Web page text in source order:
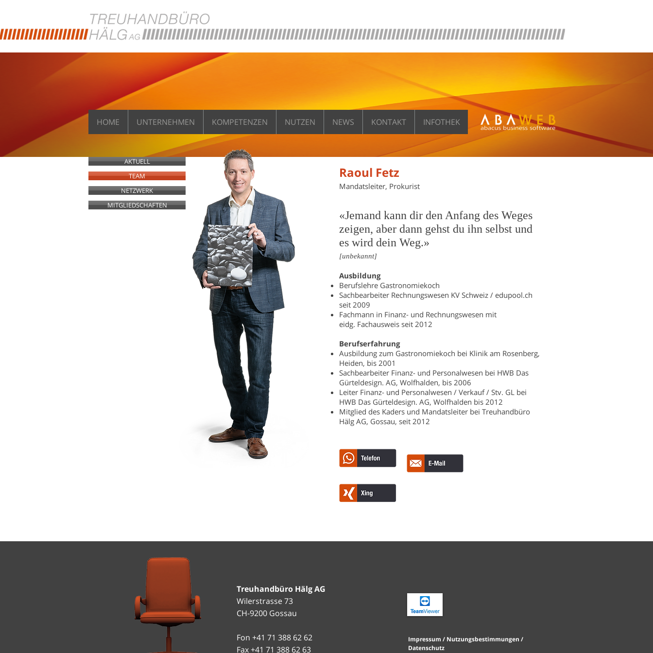
AKTUELL
TEAM
NETZWERK
MITGLIEDSCHAFTEN
«Jemand kann dir den Anfang des Weges
zeigen, aber dann gehst du ihn selbst und
es wird dein Weg.»
[unbekannt]
Raoul Fetz
Mandatsleiter, Prokurist
Ausbildung
Berufslehre Gastronomiekoch
Sachbearbeiter Rechnungswesen KV Schweiz / edupool.ch
seit 2009
Fachmann in Finanz- und Rechnungswesen mit
eidg. Fachausweis seit 2012
Berufserfahrung
Ausbildung zum Gastronomiekoch bei Klinik am Rosenberg,
Heiden, bis 2001
Sachbearbeiter Finanz- und Personalwesen bei HWB Das
Gürteldesign. AG, Wolfhalden, bis 2006
Leiter Finanz- und Personalwesen / Verkauf / Stv. GL bei
HWB Das Gürteldesign. AG, Wolfhalden bis 2012
Mitglied des Kaders und Mandatsleiter bei Treuhandbüro
Hälg AG, Gossau, seit 2012
HOME UNTERNEHMEN KOMPETENZEN NUTZEN NEWS KONTAKT INFOTHEK
Treuhandbüro Hälg AG
Wilerstrasse 73
CH-9200 Gossau
Fon +41 71 388 62 62
Fax +41 71 388 62 63
Impressum / Nutzungsbestimmungen /
Datenschutz